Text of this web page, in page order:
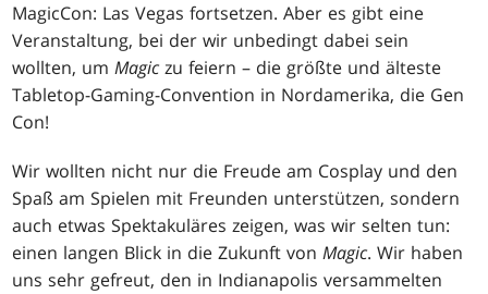
MagicCon: Las Vegas fortsetzen. Aber es gibt eine
Veranstaltung, bei der wir unbedingt dabei sein
wollten, umMagic zu feiern – die größte und älteste
Tabletop-Gaming-Convention in Nordamerika, die Gen
Con!
Wir wollten nicht nur die Freude am Cosplay und den
Spaß am Spielen mit Freunden unterstützen, sondern
auch etwas Spektakuläres zeigen, was wir selten tun:
einen langen Blick in die Zukunft vonMagic. Wir haben
uns sehr gefreut, den in Indianapolis versammelten